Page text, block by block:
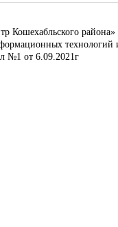
района»
№1 от 6.09.2021г